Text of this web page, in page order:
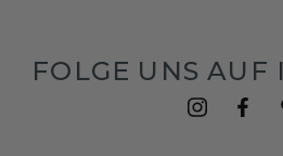
FOLGE UNS AUF